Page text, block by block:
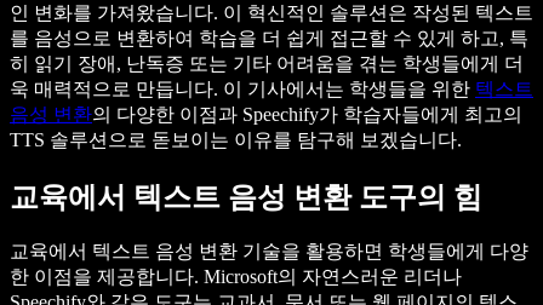
인 변화를 가져왔습니다. 이 혁신적인 솔루션은 작성된 텍스트
를 음성으로 변환하여 학습을 더 쉽게 접근할 수 있게 하고, 특
히 읽기 장애, 난독증 또는 기타 어려움을 겪는 학생들에게 더
욱 매력적으로 만듭니다. 이 기사에서는 학생들을 위한 텍스트
음성 변환의 다양한 이점과 Speechify가 학습자들에게 최고의
TTS 솔루션으로 돋보이는 이유를 탐구해 보겠습니다.
교육에서 텍스트 음성 변환 도구의 힘
교육에서 텍스트 음성 변환 기술을 활용하면 학생들에게 다양
한 이점을 제공합니다. Microsoft의 자연스러운 리더나